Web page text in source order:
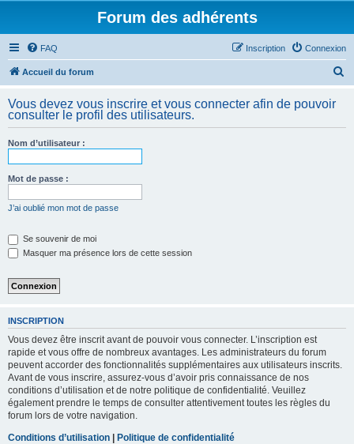
Forum des adhérents
FAQ Connexion
Inscription
Accueil du forum
h
Vous devez vous inscrire et vous connecter afin de pouvoir
consulter le profil des utilisateurs.
Nom d’utilisateur :
Mot de passe :
J’ai oublié mon mot de passe
Se souvenir de moi
Masquer ma présence lors de cette session
INSCRIPTION
Vous devez être inscrit avant de pouvoir vous connecter. L’inscription est
rapide et vous offre de nombreux avantages. Les administrateurs du forum
peuvent accorder des fonctionnalités supplémentaires aux utilisateurs inscrits.
Avant de vous inscrire, assurez-vous d’avoir pris connaissance de nos
conditions d’utilisation et de notre politique de confidentialité. Veuillez
également prendre le temps de consulter attentivement toutes les règles du
forum lors de votre navigation.
Conditions d’utilisation | Politique de confidentialité